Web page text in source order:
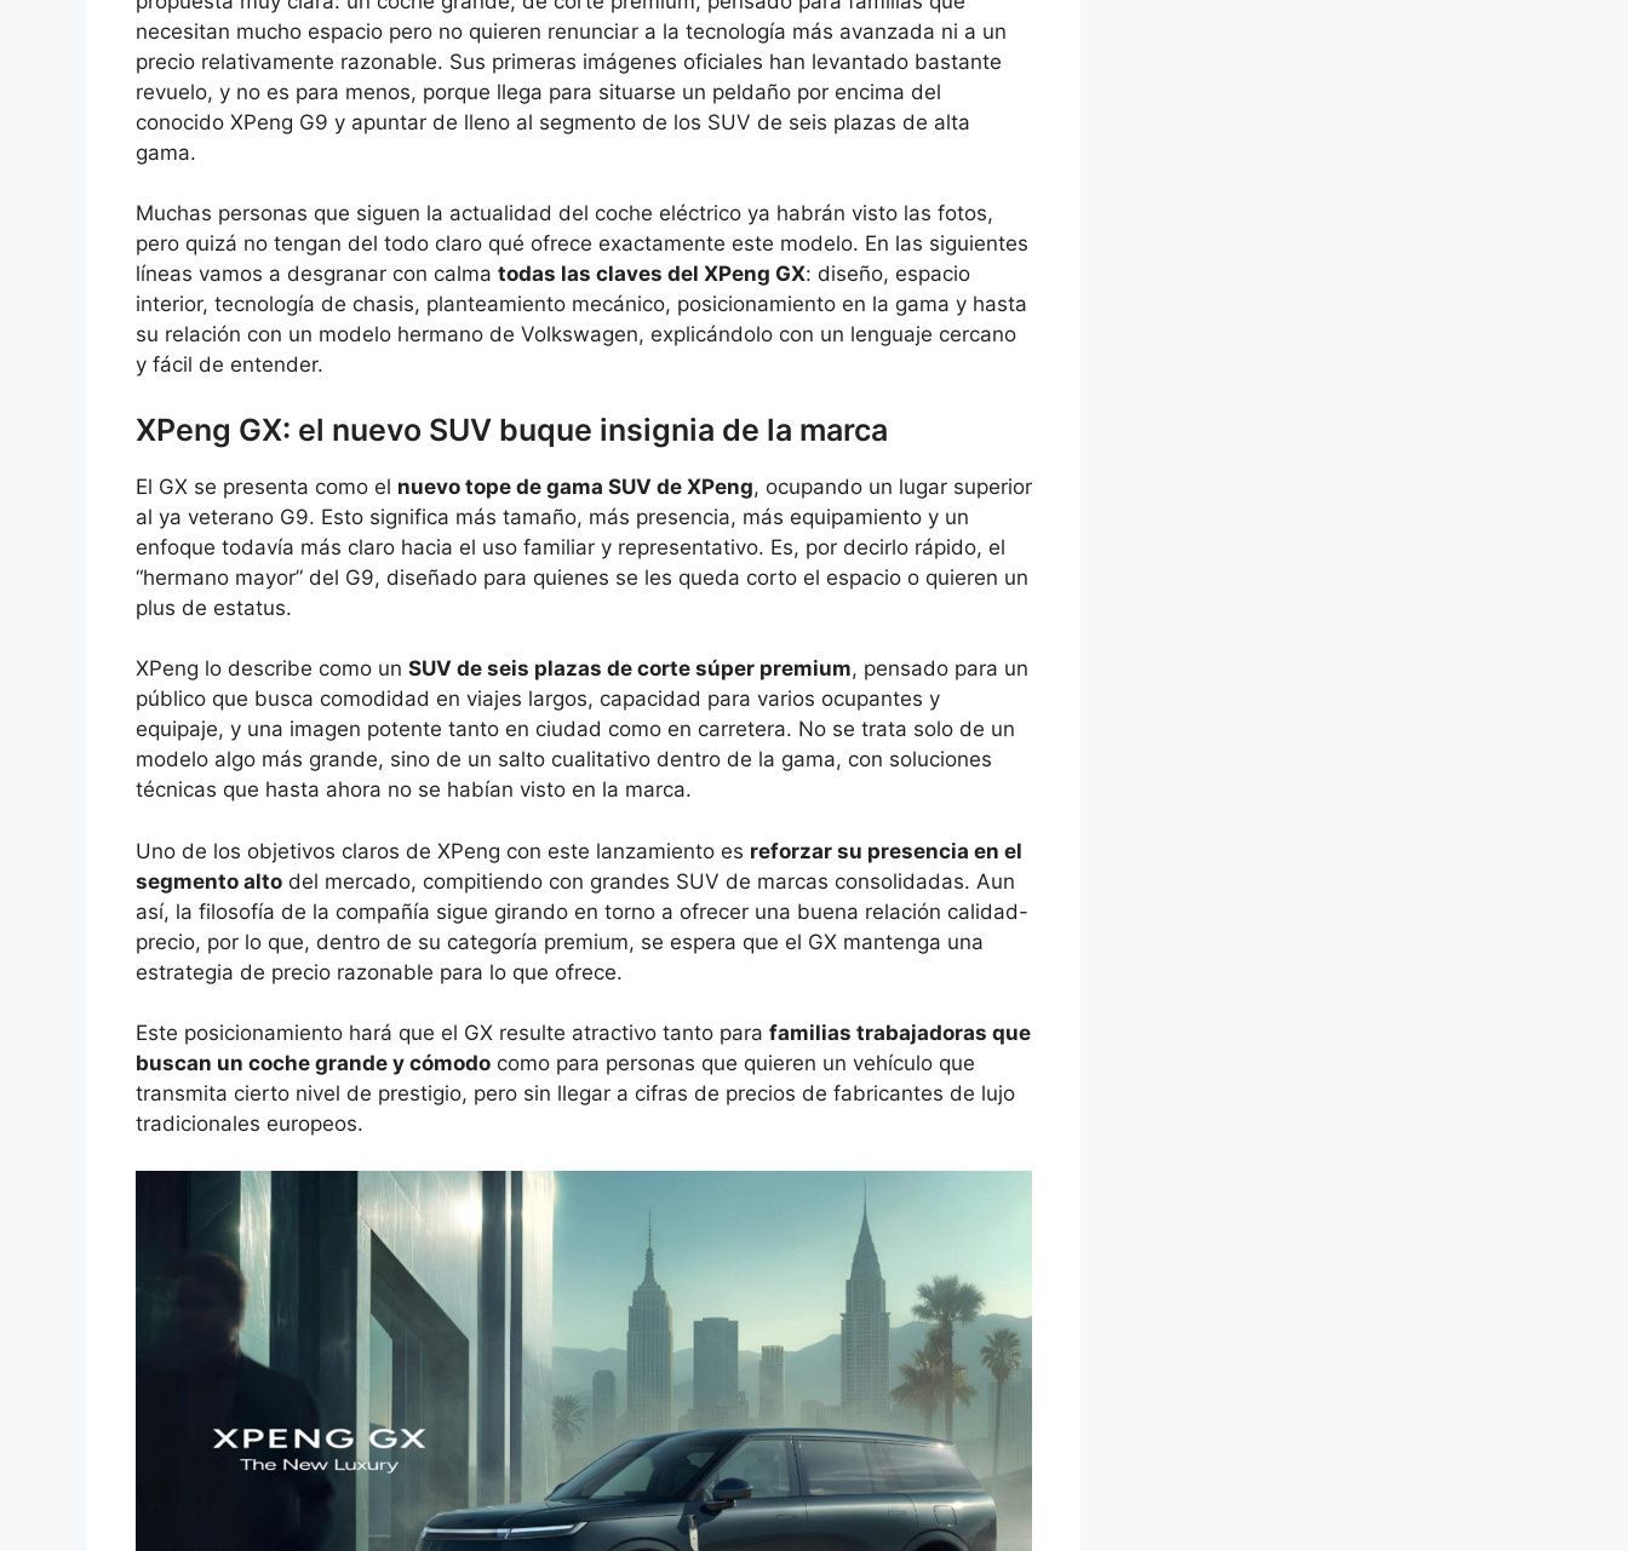
necesitan mucho espacio pero no quieren renunciar a la tecnología más avanzada ni a un
precio relativamente razonable. Sus primeras imágenes oficiales han levantado bastante
revuelo, y no es para menos, porque llega para situarse un peldaño por encima del
conocido XPeng G9 y apuntar de lleno al segmento de los SUV de seis plazas de alta
gama.
Muchas personas que siguen la actualidad del coche eléctrico ya habrán visto las fotos,
pero quizá no tengan del todo claro qué ofrece exactamente este modelo. En las siguientes
líneas vamos a desgranar con calma todas las claves del XPeng GX: diseño, espacio
interior, tecnología de chasis, planteamiento mecánico, posicionamiento en la gama y hasta
su relación con un modelo hermano de Volkswagen, explicándolo con un lenguaje cercano
y fácil de entender.
XPeng GX: el nuevo SUV buque insignia de la marca
El GX se presenta como el nuevo tope de gama SUV de XPeng, ocupando un lugar superior
al ya veterano G9. Esto significa más tamaño, más presencia, más equipamiento y un
enfoque todavía más claro hacia el uso familiar y representativo. Es, por decirlo rápido, el
“hermano mayor” del G9, diseñado para quienes se les queda corto el espacio o quieren un
plus de estatus.
XPeng lo describe como un SUV de seis plazas de corte súper premium, pensado para un
público que busca comodidad en viajes largos, capacidad para varios ocupantes y
equipaje, y una imagen potente tanto en ciudad como en carretera. No se trata solo de un
modelo algo más grande, sino de un salto cualitativo dentro de la gama, con soluciones
técnicas que hasta ahora no se habían visto en la marca.
Uno de los objetivos claros de XPeng con este lanzamiento es reforzar su presencia en el
segmento alto del mercado, compitiendo con grandes SUV de marcas consolidadas. Aun
así, la filosofía de la compañía sigue girando en torno a ofrecer una buena relación calidad-
precio, por lo que, dentro de su categoría premium, se espera que el GX mantenga una
estrategia de precio razonable para lo que ofrece.
Este posicionamiento hará que el GX resulte atractivo tanto para familias trabajadoras que
buscan un coche grande y cómodo como para personas que quieren un vehículo que
transmita cierto nivel de prestigio, pero sin llegar a cifras de precios de fabricantes de lujo
tradicionales europeos.